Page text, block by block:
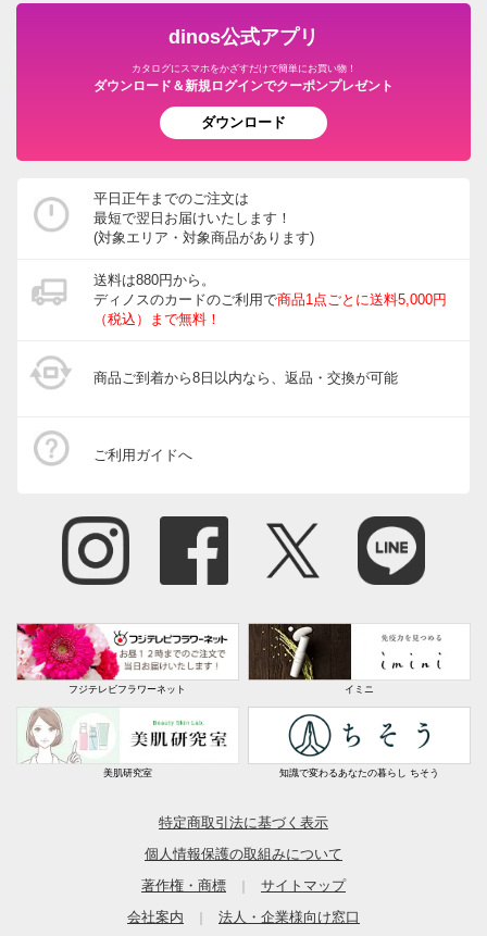
dinos公式アプリ
カタログにスマホをかざすだけで簡単にお買い物！
ダウンロード＆新規ログインでクーポンプレゼント
ダウンロード
平日正午までのご注文は
最短で翌日お届けいたします！
(対象エリア・対象商品があります)
送料は880円から。
ディノスのカードのご利用で商品1点ごとに送料5,000円
（税込）まで無料！
商品ご到着から8日以内なら、返品・交換が可能
ご利用ガイドへ
フジテレビフラワーネット イミニ
美肌研究室 知識で変わるあなたの暮らし ちそう
特定商取引法に基づく表示
個人情報保護の取組みについて
著作権・商標
サイトマップ
会社案内
法人・企業様向け窓口